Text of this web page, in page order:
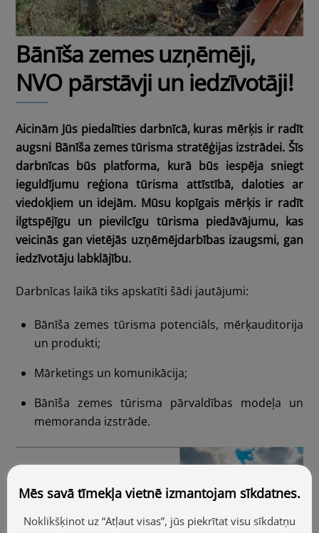
Bānīša zemes uzņēmēji,
NVO pārstāvji un iedzīvotāji!
Aicinām Jūs piedalīties darbnīcā, kuras mērķis ir radīt
augsni Bānīša zemes tūrisma stratēģijas izstrādei. Šīs
darbnīcas būs platforma, kurā būs iespēja sniegt
ieguldījumu reģiona tūrisma attīstībā, daloties ar
viedokļiem un idejām. Mūsu kopīgais mērķis ir radīt
ilgtspējīgu un pievilcīgu tūrisma piedāvājumu, kas
veicinās gan vietējās uzņēmējdarbības izaugsmi, gan
iedzīvotāju labklājību.
Darbnīcas laikā tiks apskatīti šādi jautājumi:
Bānīša zemes tūrisma potenciāls, mērķauditorija
un produkti;
Mārketings un komunikācija;
Bānīša zemes tūrisma pārvaldības modeļa un
memoranda izstrāde.
Mēs savā tīmekļa vietnē izmantojam sīkdatnes.
Noklikšķinot uz “Atļaut visas”, jūs piekrītat visu sīkdatņu